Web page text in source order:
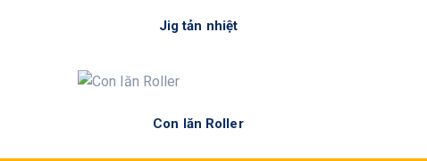
Jig tản nhiệt
Con lăn Roller